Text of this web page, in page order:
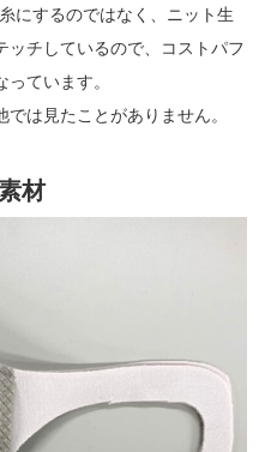
にするのではなく、ニット生
ッチしているので、コストパフ
ています。
は見たことがありません。
材